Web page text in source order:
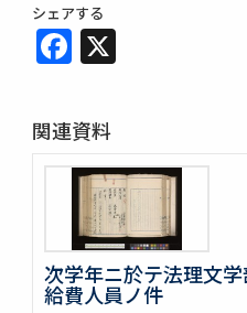
シェアする
Facebook
関連資料
次学年ニ於テ法理文
給費人員ノ件